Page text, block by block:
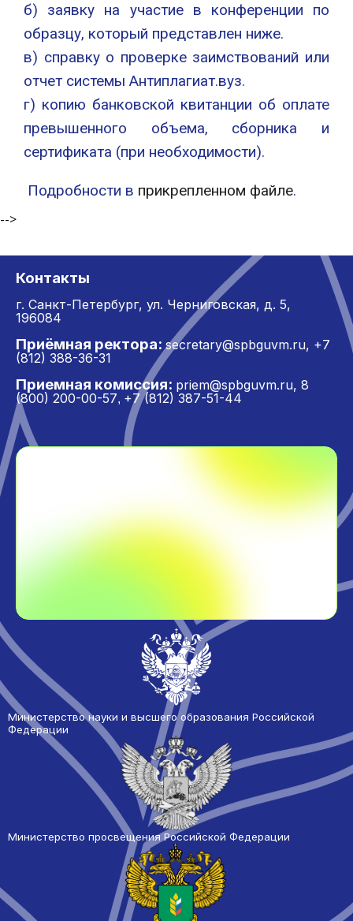
б) заявку на участие в конференции по
образцу, который представлен ниже.
в) справку о проверке заимствований или
отчет системы Антиплагиат.вуз.
г) копию банковской квитанции об оплате
превышенного объема, сборника и
сертификата (при необходимости).
Подробности в прикрепленном файле.
-->
Контакты
г. Санкт-Петербург, ул. Черниговская, д. 5,
196084
Приёмная ректора: secretary@spbguvm.ru, +7
(812) 388-36-31
Приемная комиссия: priem@spbguvm.ru, 8
(800) 200-00-57, +7 (812) 387-51-44
Министерство науки и высшего образования Российской
Федерации
Министерство просвещения Российской Федерации